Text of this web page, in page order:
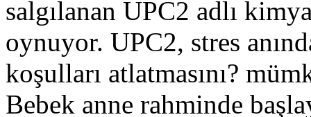
salgılanan UPC2 adlı
oynuyor. UPC2, stres
koşulları atlatmasını?
Bebek anne rahminde